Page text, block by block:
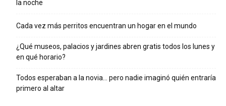
la noche
Cada vez más perritos encuentran un hogar en el mundo
¿Qué museos, palacios y jardines abren gratis todos los lunes y
en qué horario?
Todos esperaban a la novia… pero nadie imaginó quién entraría
primero al altar